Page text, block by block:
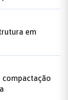
em
compactação